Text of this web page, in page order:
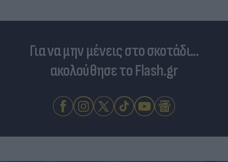
Για να μην μένεις στο σκοτάδι...
ακολούθησε το Flash.gr